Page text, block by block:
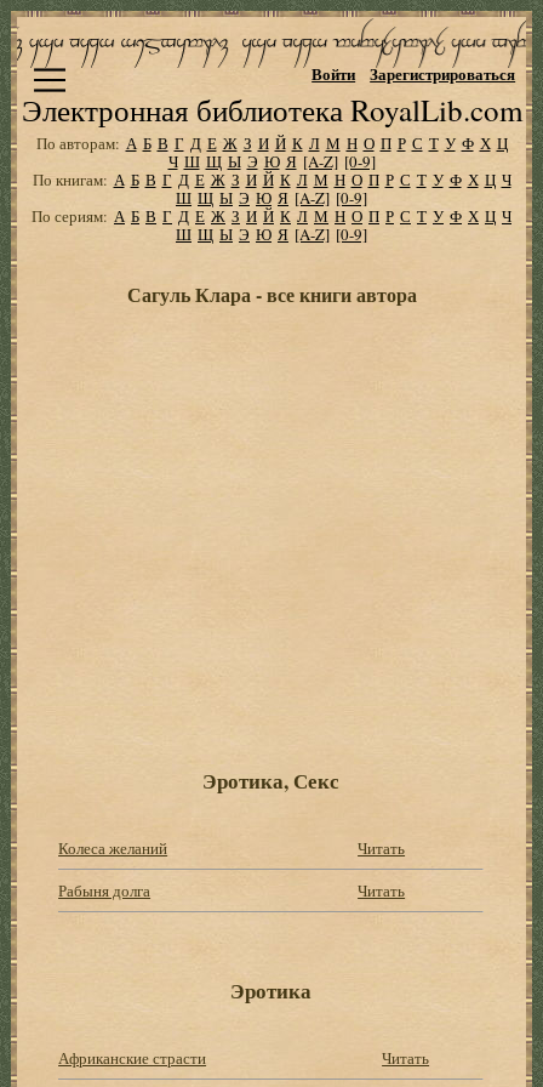
Электронная библиотека RoyalLib.com
Войти Зарегистрироваться
По авторам: А Б В Г Д Е Ж З И Й К Л М Н О П Р С Т У Ф Х Ц
Ч Ш Щ Ы Э Ю Я [A-Z] [0-9]
По книгам: А Б В Г Д Е Ж З И Й К Л М Н О П Р С Т У Ф Х Ц Ч
Ш Щ Ы Э Ю Я [A-Z] [0-9]
По сериям: А Б В Г Д Е Ж З И Й К Л М Н О П Р С Т У Ф Х Ц Ч
Ш Щ Ы Э Ю Я [A-Z] [0-9]
Сагуль Клара - все книги автора
Эротика, Секс
Колеса желаний
Читать
Рабыня долга
Читать
Эротика
Африканские страсти Читать